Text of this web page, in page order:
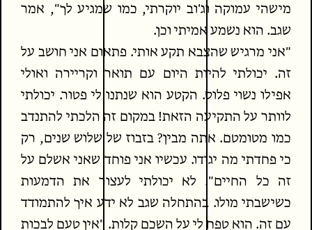
מישהי עמוקה וג'וב יוקרתי, כמו שמגיע לך", אמר
שגב. הוא נשמע אמיתי וכן.
"אני מרגיש שהצבא תקע אותי. פתאום אני חושב על
זה. יכולתי להיות היום עם תואר וקריירה ואולי
אפילו נשוי פלוס. הקטע הוא שנתנו לי פטור. יכולתי
לוותר על התקיעה הזאת! במקום זה הלכתי להתנדב
כמו מטומטם. אתה מבין? בזבוז של שלוש שנים, רק
כי פחדתי מה יגידו. עכשיו אני פוחד שאני אשלם על
זה כל החיים". לא יכולתי לעצור את הדמעות
כשישבתי מולו. בהתחלה שגב לא ידע איך להתמודד
עם זה. הוא טפח לי על השכם קלות. "אין טעם לבכות